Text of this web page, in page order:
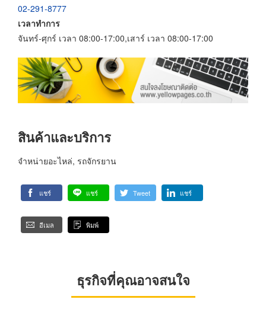
02-291-8777
เวลาทำการ
จันทร์-ศุกร์ เวลา 08:00-17:00,เสาร์ เวลา 08:00-17:00
สินค้าและบริการ
จำหน่ายอะไหล่, รถจักรยาน
แชร์ แชร์ Tweet แชร์
อีเมล พิมพ์
ธุรกิจที่คุณอาจสนใจ